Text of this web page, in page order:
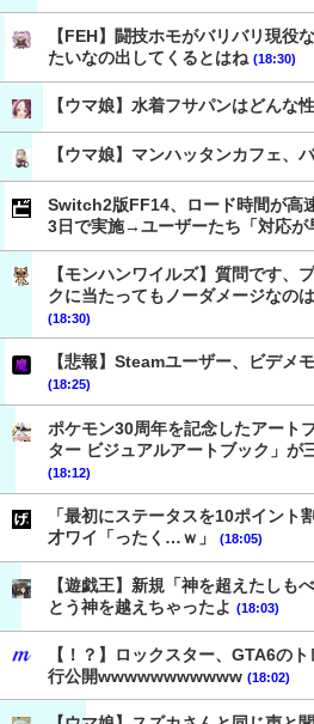
【FEH】闘技ホモがバリバリ現役
たいなの出してくるとはね (18:30)
【ウマ娘】水着フサパンはどんな
【ウマ娘】マンハッタンカフェ、
Switch2版FF14、ロード時間が高
3日で実施→ユーザーたち「対応が
【モンハンワイルズ】質問です、
クに当たってもノーダメージなの
(18:30)
【悲報】Steamユーザー、ビデメ
(18:25)
ポケモン30周年を記念したアート
ター ビジュアルアートブック」が
(18:12)
「最初にステータスを10ポイント
才ワイ「ったく…ｗ」
(18:05)
【遊戯王】新規「神を超えたしも
とう神を越えちゃったよ (18:03)
【！？】ロックスター、GTA6の
行公開wwwwwwwwwww (18:02)